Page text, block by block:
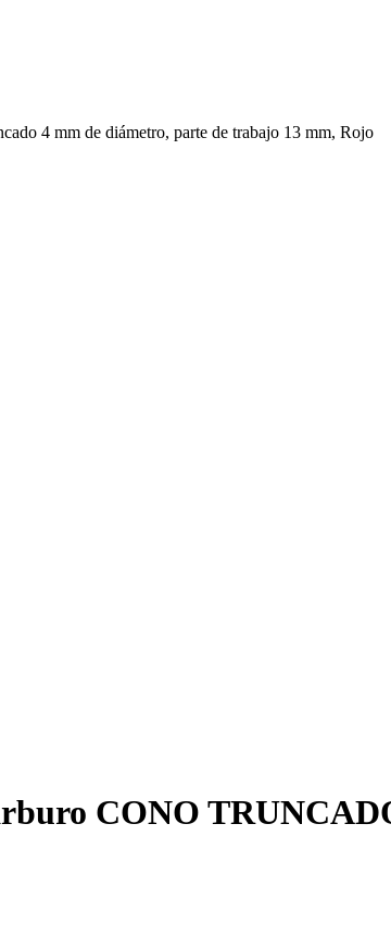
4 mm de diámetro, parte de trabajo 13 mm, Rojo
CONO